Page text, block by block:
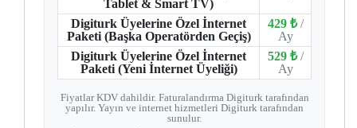
Tablet & Smart TV)
Digiturk Üyelerine Özel İnternet
Paketi (Başka Operatörden Geçiş)
429 ₺ /
Ay
Digiturk Üyelerine Özel İnternet
Paketi (Yeni İnternet Üyeliği)
529 ₺ /
Ay
Fiyatlar KDV dahildir. Faturalandırma Digiturk tarafından
yapılır. Yayın ve internet hizmetleri Digiturk tarafından
sunulur.